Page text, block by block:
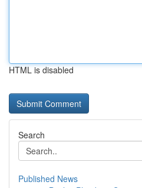
HTML is disabled
Search
Published News